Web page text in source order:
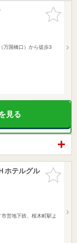
お気に入
りに追加
万国橋口）から徒歩3
見る
お気に入
りに追加
ホテルグル
営地下鉄、桜木町駅よ